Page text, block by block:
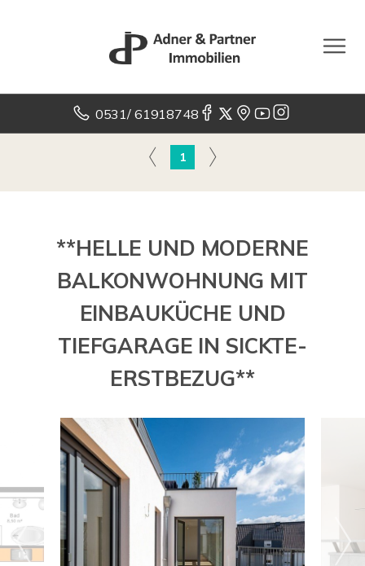
0531/ 61918748
1
**HELLE UND MODERNE
BALKONWOHNUNG MIT
EINBAUKÜCHE UND
TIEFGARAGE IN SICKTE-
ERSTBEZUG**